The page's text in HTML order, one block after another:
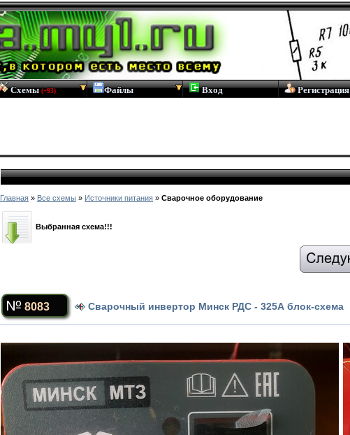
Схемы(+93) Файлы Вход Регистрация
Главная » Все схемы » Источники питания » Cварочное оборудование
Выбранная схема!!!
8083 Сварочный инвертор Минск РДС - 325А блок-схема